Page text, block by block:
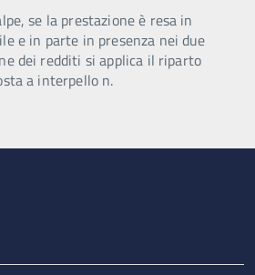
se la prestazione è resa in
e in parte in presenza nei due
dei redditi si applica il riparto
a interpello n.